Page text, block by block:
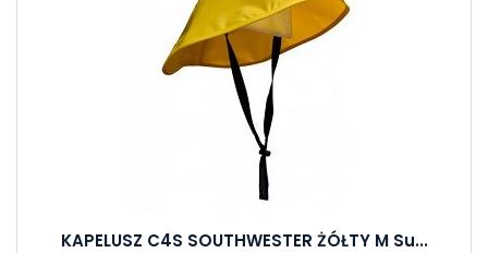
KAPELUSZ C4S SOUTHWESTER ŻÓŁTY M Su...